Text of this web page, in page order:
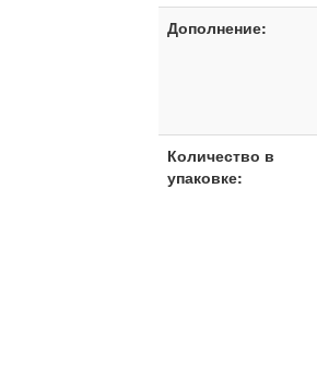
Дополнение:
Количество в
упаковке: